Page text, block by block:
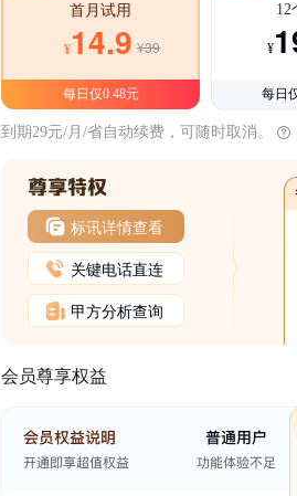
首月试用
¥14.9 ¥39
每日仅0.48元
12
¥
每日
到期29元/月/省自动续费，可随时取消。
标讯详情查看
关键电话直连
甲方分析查询
会员尊享权益